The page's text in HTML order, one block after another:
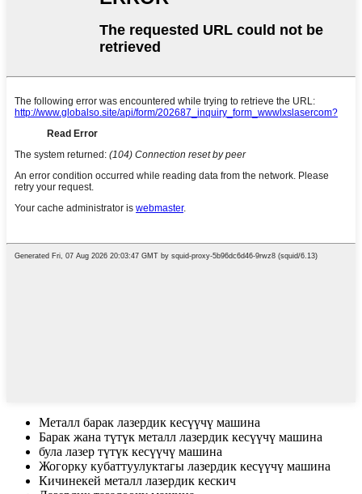
Металл барак лазердик кесүүчү машина
Барак жана түтүк металл лазердик кесүүчү машина
була лазер түтүк кесүүчү машина
Жогорку кубаттуулуктагы лазердик кесүүчү машина
Кичинекей металл лазердик кескич